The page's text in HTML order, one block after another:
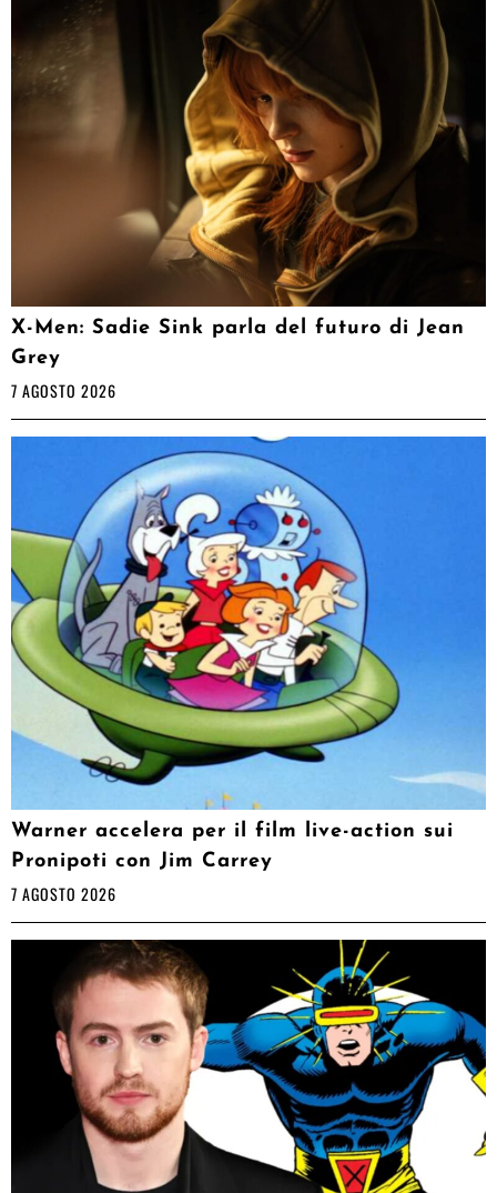
X-Men: Sadie Sink parla del futuro di Jean
Grey
7 AGOSTO 2026
Warner accelera per il film live-action sui
Pronipoti con Jim Carrey
7 AGOSTO 2026